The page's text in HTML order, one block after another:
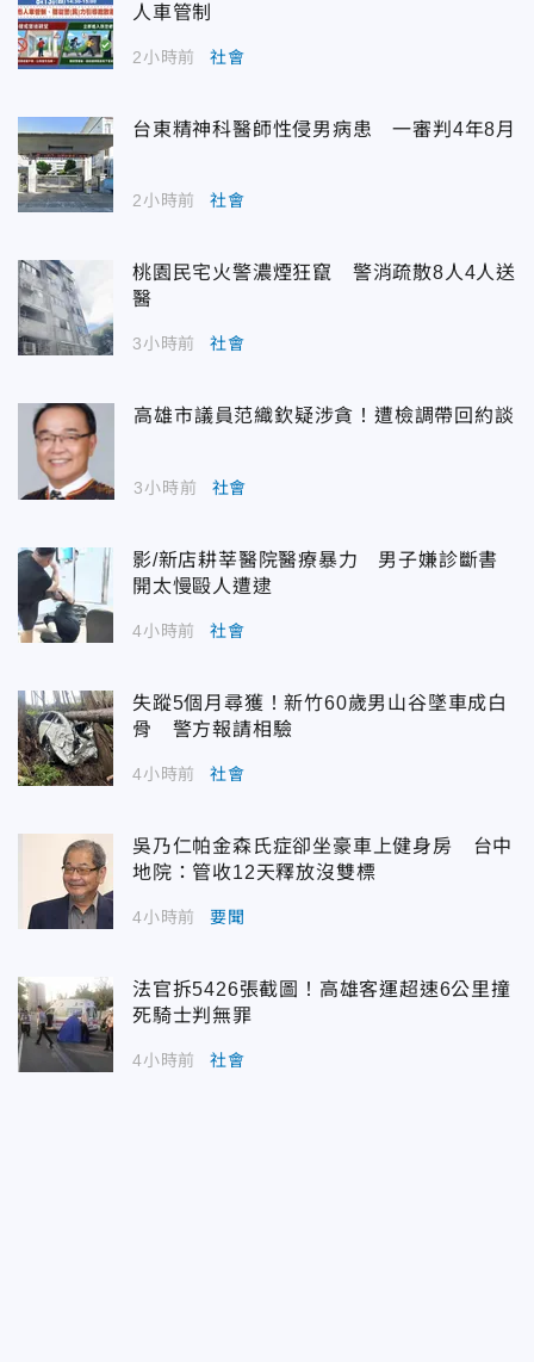
人車管制
2小時前 社會
台東精神科醫師性侵男病患 一審判4年8月
2小時前 社會
桃園民宅火警濃煙狂竄 警消疏散8人4人送
醫
3小時前 社會
高雄市議員范織欽疑涉貪！遭檢調帶回約談
3小時前 社會
影/新店耕莘醫院醫療暴力 男子嫌診斷書
開太慢毆人遭逮
4小時前 社會
失蹤5個月尋獲！新竹60歲男山谷墜車成白
骨 警方報請相驗
4小時前 社會
吳乃仁帕金森氏症卻坐豪車上健身房 台中
地院：管收12天釋放沒雙標
4小時前 要聞
法官拆5426張截圖！高雄客運超速6公里撞
死騎士判無罪
4小時前 社會